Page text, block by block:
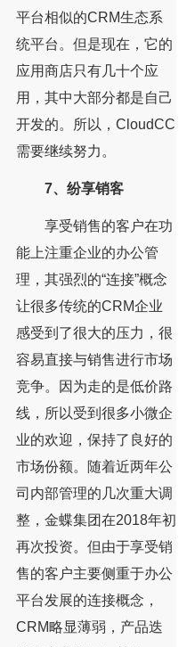
平台相似的CRM生态系
统平台。但是现在，它的
应用商店只有几十个应
用，其中大部分都是自己
开发的。所以，CloudCC
需要继续努力。
7、纷享销客
享受销售的客户在功
能上注重企业的办公管
理，其强烈的“连接”概念
让很多传统的CRM企业
感受到了很大的压力，很
容易直接与销售进行市场
竞争。因为走的是低价路
线，所以受到很多小微企
业的欢迎，保持了良好的
市场份额。随着近两年公
司内部管理的几次重大调
整，金蝶集团在2018年初
再次投资。但由于享受销
售的客户主要侧重于办公
平台发展的连接概念，
CRM略显薄弱，产品迭